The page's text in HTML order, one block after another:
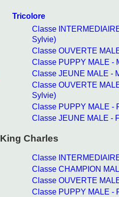
Tricolore
Classe
Sylvie)
Classe OUVERTE
Classe PUPPY MALE -
Classe JEUNE MALE -
Classe OUVERTE
Sylvie)
Classe PUPPY MALE -
Classe JEUNE MALE -
King Charles
Classe
Classe CHAMPION
Classe OUVERTE
Classe PUPPY MALE -